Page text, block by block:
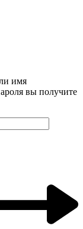
имя
вы получите